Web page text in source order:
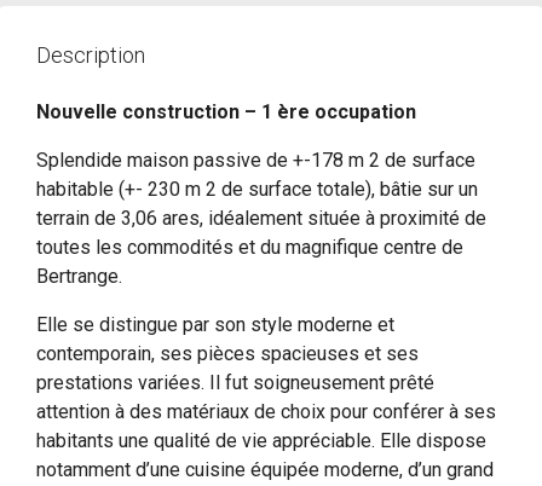
Description
Nouvelle construction – 1 ère occupation
Splendide maison passive de +-178 m 2 de surface
habitable (+- 230 m 2 de surface totale), bâtie sur un
terrain de 3,06 ares, idéalement située à proximité de
toutes les commodités et du magnifique centre de
Bertrange.
Elle se distingue par son style moderne et
contemporain, ses pièces spacieuses et ses
prestations variées. Il fut soigneusement prêté
attention à des matériaux de choix pour conférer à ses
habitants une qualité de vie appréciable. Elle dispose
notamment d’une cuisine équipée moderne, d’un grand